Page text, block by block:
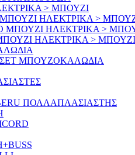
> ΜΠΟΥΖΙ
ΜΠΟΥΖΙ ΗΛΕΚΤΡΙΚΑ >
ΜΠΟΥΖΙ ΗΛΕΚΤΡΙΚΑ >
ΗΛΕΚΤΡΙΚΑ > ΜΠΟΥΖΙ
ΣΕΤ ΜΠΟΥΖΟΚΑΛΩΔΙΑ
ΠΟΛΛΑΠΛΑΣΙΑΣΤΗΣ